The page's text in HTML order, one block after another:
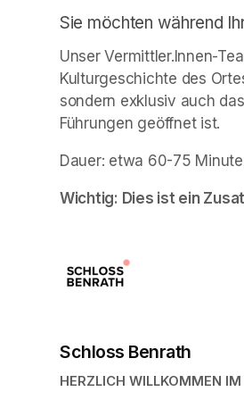
Sie möchten während
Unser Vermittler.Innen-
Kulturgeschichte des
sondern exklusiv auch
Führungen geöffnet ist.
Dauer: etwa 60-75
Wichtig: Dies ist ein
Schloss Benrath
HERZLICH WILLKOMMEN